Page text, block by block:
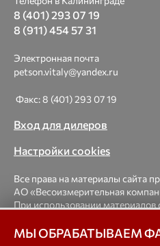
8 (401) 293 07 19
8 (911) 454 57 31
Электронная почта
petson.vitaly@yandex.ru
Факс: 8 (401) 293 07 19
Вход для дилеров
Настройки cookies
Все права на материалы сайта
АО «Весоизмерительная
При использовании материалов
МЫ ОБРАБАТЫВАЕМ